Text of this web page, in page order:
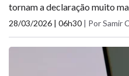
tornam a declaração muito
28/03/2026 | 06h30 | Por Samir